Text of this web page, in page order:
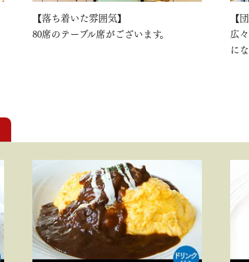
【落ち着いた雰囲気】
80席のテーブル席がございます。
【
広
に